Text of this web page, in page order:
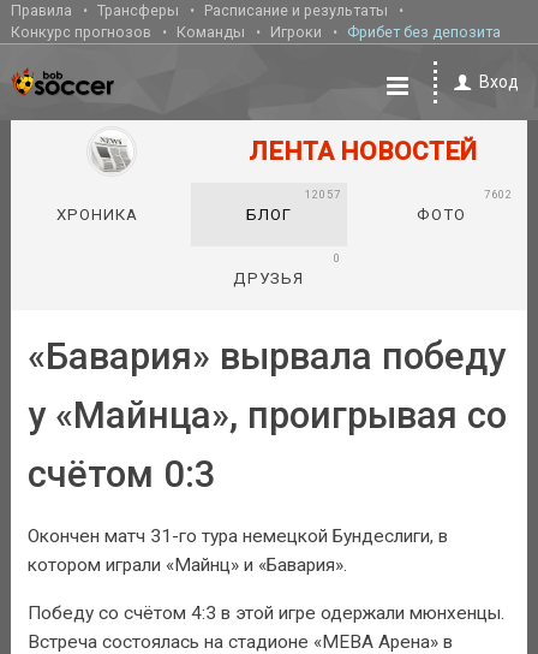
Правила Трансферы
Расписание и результаты
Конкурс прогнозов
Команды Игроки Фрибет без депозита
Вход
ЛЕНТА НОВОСТЕЙ
ХРОНИКА БЛОГ
12057
ФОТО
7602
ДРУЗЬЯ
0
«Бавария» вырвала победу
у «Майнца», проигрывая со
счётом 0:3
Окончен матч 31-го тура немецкой Бундеслиги, в
котором играли «Майнц» и «Бавария».
Победу со счётом 4:3 в этой игре одержали мюнхенцы.
Встреча состоялась на стадионе «МЕВА Арена» в